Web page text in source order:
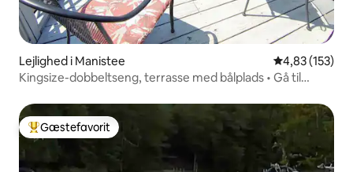
Lejlighed i Manistee 4,83 ud af 5 i
4,83 (153)
Kingsize-dobbeltseng, terrasse med bålplads • Gå til
Bedste gæstefavorit
Gæstefavorit